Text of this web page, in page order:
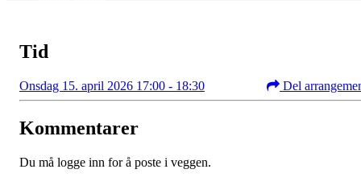
Tid
Onsdag 15. april 2026 17:00 - 18:30 Del
Kommentarer
Du må logge inn for å poste i veggen.